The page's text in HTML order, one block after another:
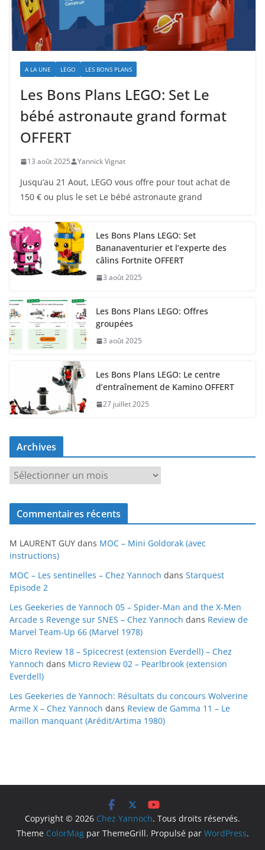
A LA UNE LEGO LES BONS PLANS
Les Bons Plans LEGO: Set Le
bébé astronaute grand format
OFFERT
13 août 2025 Yannick Vignat
Jusqu’au 21 Aout, LEGO vous offre pour tout achat de
150 € ou plus le set Le bébé astronaute grand
Les Bons Plans LEGO: Set
Bananaventurier et l’experte des
câlins Fortnite OFFERT
3 août 2025
Les Bons Plans LEGO: Offres
groupées
3 août 2025
Les Bons Plans LEGO: Le centre
d’entraînement de Kamino OFFERT
27 juillet 2025
Archives
c
v
e
s
Commentaires récents
M LAURENT GUY dans MOC – Mini Goldorak (avec
instructions)
MOC – Les sentinelles – Chez Yannoch dans Starquest
Episode 2
Les Geekeries de Yannoch 05 – Spider-Man and the X-Men
Arcade s Revenge sur SNES – Chez Yannoch dans Review de
Marvel Team-Up 66 (Marvel 1978)
Micro Review 18 – Spicecrest (extension Everdell) – Chez
Yannoch dans Micro Review 02 – Pearlbrook (extension
Everdell)
Les Geekeries de Yannoch: Résultats du concours Wolverine
Arme X – Chez Yannoch dans Review de Gamma 11 – Le
maillon manquant (Arédit/Artima 1980)
Copyright © 2026 Chez Yannoch. Tous droits réservés.
Theme ColorMagpar ThemeGrill. Propulsé par WordPress.